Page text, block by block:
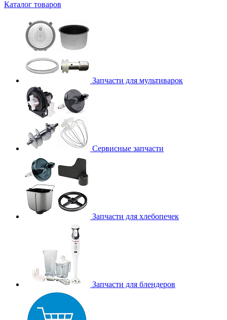
Каталог товаров
Запчасти для мультиварок
Сервисные запчасти
Запчасти для хлебопечек
Запчасти для блендеров